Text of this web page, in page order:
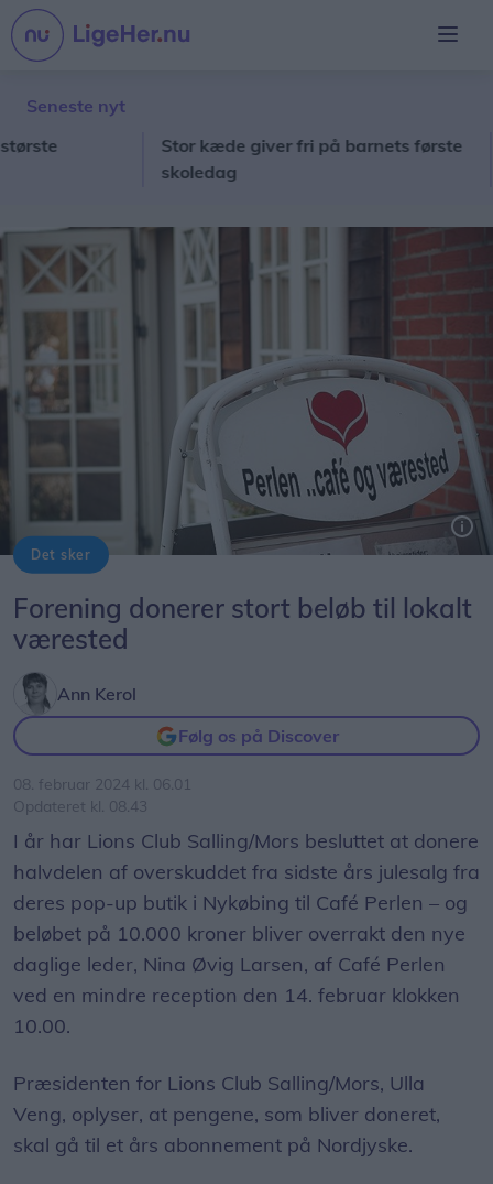
Seneste nyt
Stor kæde giver fri på barnets første
skoledag
Det sker
Forening donerer stort beløb til lokalt
værested
Ann Kerol
Følg os på Discover
08. februar 2024 kl. 06.01
Opdateret kl. 08.43
I år har Lions Club Salling/Mors besluttet at donere
halvdelen af overskuddet fra sidste års julesalg fra
deres pop-up butik i Nykøbing til Café Perlen – og
beløbet på 10.000 kroner bliver overrakt den nye
daglige leder, Nina Øvig Larsen, af Café Perlen
ved en mindre reception den 14. februar klokken
10.00.
Præsidenten for Lions Club Salling/Mors, Ulla
Veng, oplyser, at pengene, som bliver doneret,
skal gå til et års abonnement på Nordjyske.